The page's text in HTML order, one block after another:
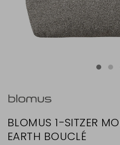
BLOMUS 1-SITZER
EARTH BOUCLÉ